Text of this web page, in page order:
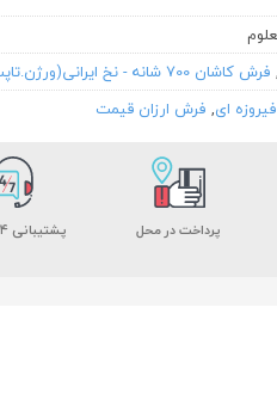
, فرش کاشان 700 شانه - نخ ایرانی(ورژن.تاپس)
ای, فرش ارزان قیمت
پرداخت در محل پشتیبانی ۲۴ ساعته